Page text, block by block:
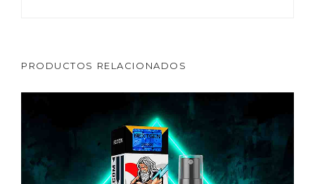
PRODUCTOS RELACIONADOS